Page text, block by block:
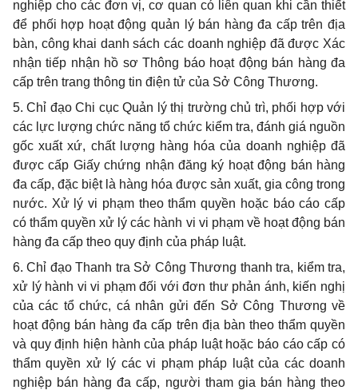
nghiệp cho các đơn vị, cơ quan có liên quan khi cần thiết
để phối hợp hoạt động quản lý bán hàng đa cấp trên địa
bàn, công khai danh sách các doanh nghiệp đã được Xác
nhận tiếp nhận hồ sơ Thông báo hoạt động bán hàng đa
cấp trên trang thông tin điện tử của Sở Công Thương.
5. Chỉ đạo Chi cục Quản lý thị trường chủ trì, phối hợp với
các lực lượng chức năng tổ chức kiểm tra, đánh giá nguồn
gốc xuất xứ, chất lượng hàng hóa của doanh nghiệp đã
được cấp Giấy chứng nhận đăng ký hoạt động bán hàng
đa cấp, đặc biệt là hàng hóa được sản xuất, gia công trong
nước. Xử lý vi phạm theo thẩm quyền hoặc báo cáo cấp
có thẩm quyền xử lý các hành vi vi phạm vềhoạt động bán
hàng đa cấp theo quy định của pháp luật.
6. Chỉ đạo Thanh tra Sở Công Thương thanh tra, kiểm tra,
xử lý hành vi vi phạm đối với đơn thư phản ánh, kiến nghị
của các tổ chức, cá nhân gửi đến Sở Công Thương về
hoạt động bán hàng đa cấp trên địa bàn theo thẩm quyền
và quy định hiện hành của pháp luật hoặc báo cáo cấp có
thẩm quyền xử lý các vi phạm pháp luật của các doanh
nghiệp bán hàng đa cấp, người tham gia bán hàng theo